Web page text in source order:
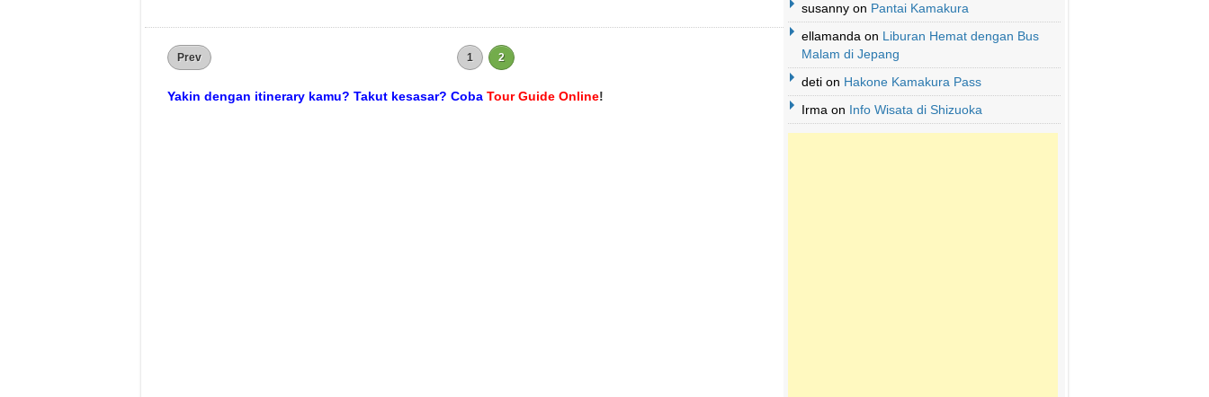
Prev 1 2
Yakin dengan itinerary kamu? Takut kesasar? Coba Tour Guide Online!
susannyon Pantai Kamakura
ellamanda on Liburan Hemat dengan Bus
Malam di Jepang
detion Hakone Kamakura Pass
Irma on Info Wisata di Shizuoka